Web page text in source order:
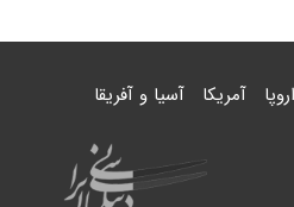
اروپا آمریکا آسیا و آفریقا